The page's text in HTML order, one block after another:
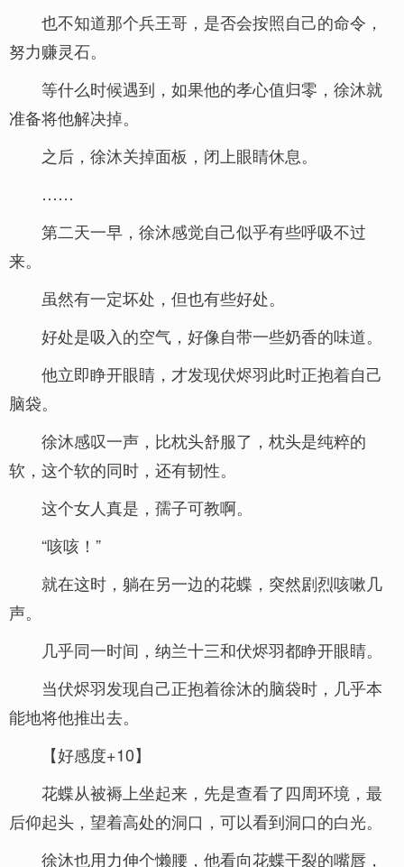
也不知道那个兵王哥，是否会按照自己的命令，
努力赚灵石。
等什么时候遇到，如果他的孝心值归零，徐沐就
准备将他解决掉。
之后，徐沐关掉面板，闭上眼睛休息。
……
第二天一早，徐沐感觉自己似乎有些呼吸不过
来。
虽然有一定坏处，但也有些好处。
好处是吸入的空气，好像自带一些奶香的味道。
他立即睁开眼睛，才发现伏烬羽此时正抱着自己
脑袋。
徐沐感叹一声，比枕头舒服了，枕头是纯粹的
软，这个软的同时，还有韧性。
这个女人真是，孺子可教啊。
“咳咳！”
就在这时，躺在另一边的花蝶，突然剧烈咳嗽几
声。
几乎同一时间，纳兰十三和伏烬羽都睁开眼睛。
当伏烬羽发现自己正抱着徐沐的脑袋时，几乎本
能地将他推出去。
【好感度+10】
花蝶从被褥上坐起来，先是查看了四周环境，最
后仰起头，望着高处的洞口，可以看到洞口的白光。
徐沐也用力伸个懒腰，他看向花蝶干裂的嘴唇，